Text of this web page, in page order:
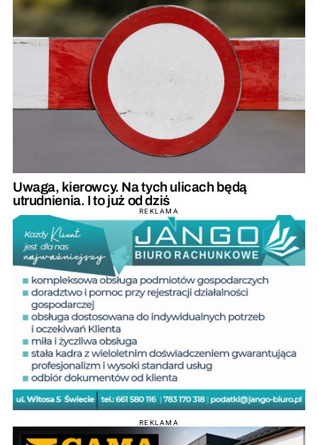
Uwaga, kierowcy. Na tych ulicach będą
utrudnienia. I to już od dziś
REKLAMA
REKLAMA